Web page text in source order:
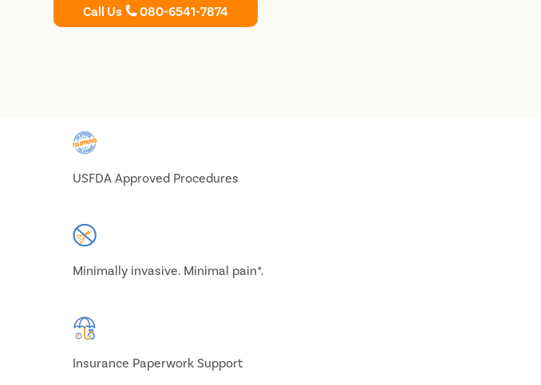
Call Us 080-6541-7874
USFDA Approved Procedures
Minimally invasive. Minimal pain*.
Insurance Paperwork Support